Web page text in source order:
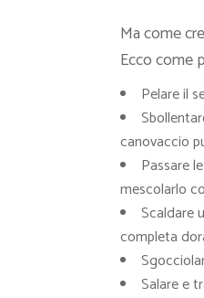
Ma come
Ecco come
Pelare il
canovaccio
Passare
mescolarlo
Scaldare
completa
Salare e